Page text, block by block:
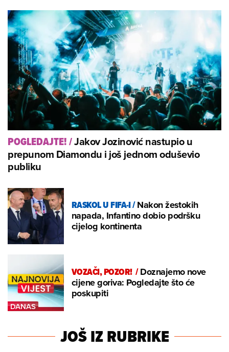
POGLEDAJTE!/Jakov Jozinović nastupio u
prepunom Diamondu i još jednom oduševio
publiku
RASKOL U FIFA-I/Nakon žestokih
napada, Infantino dobio podršku
cijelog kontinenta
VOZAČI, POZOR! /Doznajemo nove
cijene goriva: Pogledajte što će
poskupiti
JOŠ IZ RUBRIKE